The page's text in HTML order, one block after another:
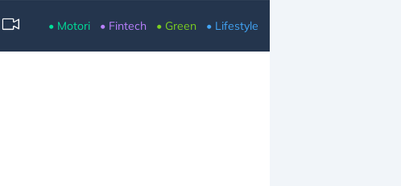
• Motori • Fintech • Green • Lifestyle